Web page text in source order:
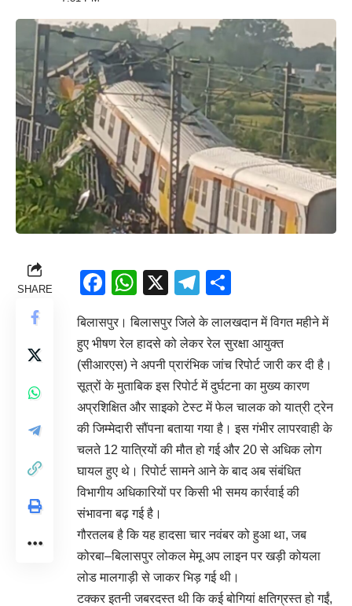
SHARE Facebook
WhatsApp
X Telegram
बिलासपुर। बिलासपुर जिले के लालखदान में विगत महीने में
हुए भीषण रेल हादसे को लेकर रेल सुरक्षा आयुक्त
(सीआरएस) ने अपनी प्रारंभिक जांच रिपोर्ट जारी कर दी है।
सूत्रों के मुताबिक इस रिपोर्ट में दुर्घटना का मुख्य कारण
अप्रशिक्षित और साइको टेस्ट में फेल चालक को यात्री ट्रेन
की जिम्मेदारी सौंपना बताया गया है। इस गंभीर लापरवाही के
चलते 12 यात्रियों की मौत हो गई और 20 से अधिक लोग
घायल हुए थे। रिपोर्ट सामने आने के बाद अब संबंधित
विभागीय अधिकारियों पर किसी भी समय कार्रवाई की
संभावना बढ़ गई है।
गौरतलब है कि यह हादसा चार नवंबर को हुआ था, जब
कोरबा–बिलासपुर लोकल मेमू अप लाइन पर खड़ी कोयला
लोड मालगाड़ी से जाकर भिड़ गई थी।
टक्कर इतनी जबरदस्त थी कि कई बोगियां क्षतिग्रस्त हो गईं,